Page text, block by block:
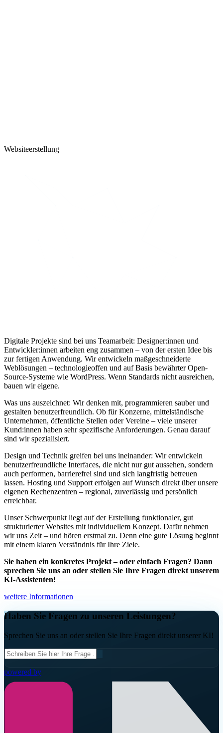
Websiteerstellung
Digitale Projekte sind bei uns Teamarbeit: Designer:innen und
Entwickler:innen arbeiten eng zusammen – von der ersten Idee bis
zur fertigen Anwendung. Wir entwickeln maßgeschneiderte
Weblösungen – technologieoffen und auf Basis bewährter Open-
Source-Systeme wie WordPress. Wenn Standards nicht ausreichen,
bauen wir eigene.
Was uns auszeichnet: Wir denken mit, programmieren sauber und
gestalten benutzerfreundlich. Ob für Konzerne, mittelständische
Unternehmen, öffentliche Stellen oder Vereine – viele unserer
Kund:innen haben sehr spezifische Anforderungen. Genau darauf
sind wir spezialisiert.
Design und Technik greifen bei uns ineinander: Wir entwickeln
benutzerfreundliche Interfaces, die nicht nur gut aussehen, sondern
auch performen, barrierefrei sind und sich langfristig betreuen
lassen. Hosting und Support erfolgen auf Wunsch direkt über unsere
eigenen Rechenzentren – regional, zuverlässig und persönlich
erreichbar.
Unser Schwerpunkt liegt auf der Erstellung funktionaler, gut
strukturierter Websites mit individuellem Konzept. Dafür nehmen
wir uns Zeit – und hören erstmal zu. Denn eine gute Lösung beginnt
mit einem klaren Verständnis für Ihre Ziele.
Sie haben ein konkretes Projekt – oder einfach Fragen? Dann
sprechen Sie uns an oder stellen Sie Ihre Fragen direkt unserem
KI‑Assistenten!
weitere Informationen
Haben Sie Fragen zu unseren Leistungen?
Sprechen Sie uns an oder stellen Sie Ihre Fragen direkt unserer KI!
powered by